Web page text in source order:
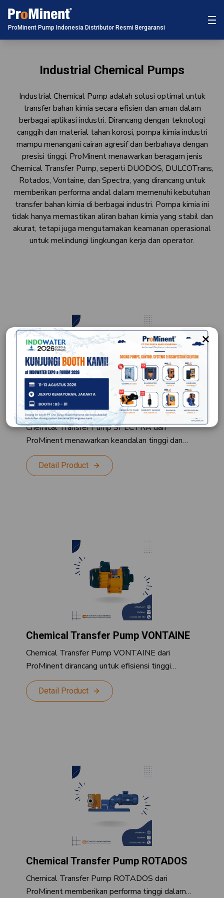
ProMinent Pump Indonesia Distributor Resmi Bergaransi
Industrial Chemical Pumps
Industrial Chemical Pump adalah solusi optimal untuk
transfer bahan kimia secara efisien dan aman dalam
berbagai aplikasi industri. Dirancang dengan teknologi
canggih dan material tahan korosi, pompa kimia industri
mampu menangani cairan agresif dan berbahaya dengan
presisi tinggi. ProMinent menawarkan beragam jenis
Chemical Transfer Pump, seperti DUODOS, DULCOTrans,
Rotados, Vontaine, dan Spectra, yang dirancang untuk
memberikan performa andal dalam memenuhi kebutuhan
transfer bahan kimia di berbagai industri. Pompa kimia ini
tidak hanya memastikan aliran bahan kimia yang stabil dan
akurat, tetapi juga mengutamakan keamanan operasional
untuk melindungi lingkungan kerja dan operator.
Chemical Transfer Pumps SPECTRA
Chemical Transfer Pump SPECTRA dari
ProMinent menawarkan keandalan tinggi dan…
Detail Product
Chemical Transfer Pump VONTAINE
Chemical Transfer Pump VONTAINE dari
ProMinent dirancang untuk efisiensi tinggi…
Detail Product
Chemical Transfer Pump ROTADOS
Chemical Transfer Pump ROTADOS dari
ProMinent memberikan performa tinggi dalam…
×